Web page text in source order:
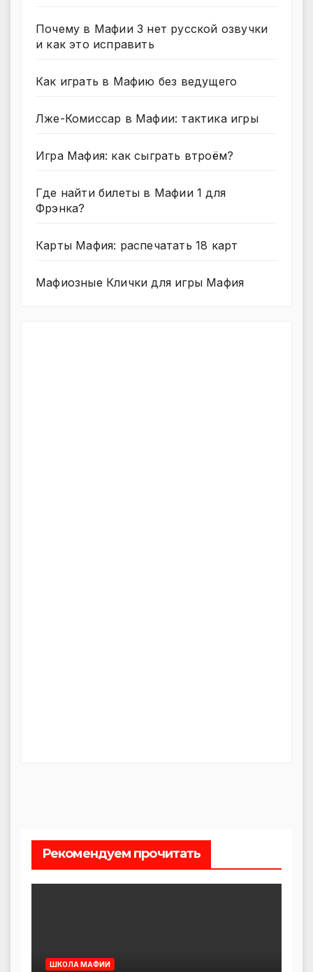
Почему в Мафии 3 нет русской озвучки
и как это исправить
Как играть в Мафию без ведущего
Лже-Комиссар в Мафии: тактика игры
Игра Мафия: как сыграть втроём?
Где найти билеты в Мафии 1 для
Фрэнка?
Карты Мафия: распечатать 18 карт
Мафиозные Клички для игры Мафия
Рекомендуем прочитать
ШКОЛА МАФИИ